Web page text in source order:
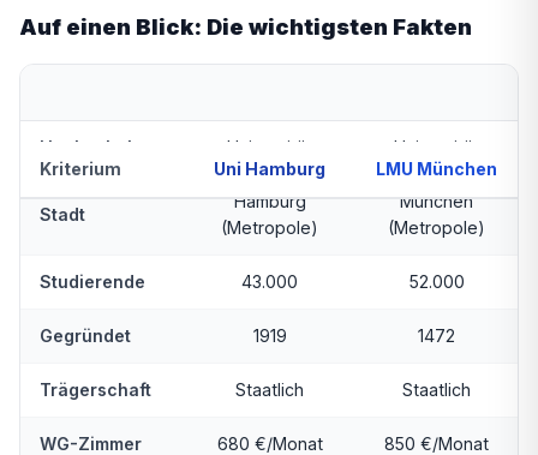
Auf einen Blick: Die wichtigsten Fakten
Kriterium Uni Hamburg LMU München
Hochschultyp Universität Universität
Stadt
Hamburg
(Metropole)
München
(Metropole)
Studierende 43.000 52.000
Gegründet 1919 1472
Trägerschaft Staatlich Staatlich
WG-Zimmer 680 €/Monat 850 €/Monat